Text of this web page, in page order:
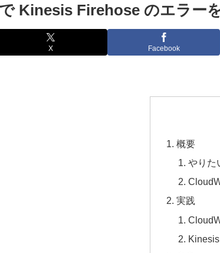
Kinesis Firehose のエラー
X Facebook
概要
やりた
実践